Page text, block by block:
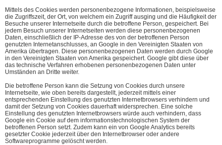
Mittels des Cookies werden personenbezogene Informationen, beispielsweise
die Zugriffszeit, der Ort, von welchem ein Zugriff ausging und die Häufigkeit der
Besuche unserer Internetseite durch die betroffene Person, gespeichert. Bei
jedem Besuch unserer Internetseiten werden diese personenbezogenen
Daten, einschließlich der IP-Adresse des von der betroffenen Person
genutzten Internetanschlusses, an Google in den Vereinigten Staaten von
Amerika übertragen. Diese personenbezogenen Daten werden durch Google
in den Vereinigten Staaten von Amerika gespeichert. Google gibt diese über
das technische Verfahren erhobenen personenbezogenen Daten unter
Umständen an Dritte weiter.
Die betroffene Person kann die Setzung von Cookies durch unsere
Internetseite, wie oben bereits dargestellt, jederzeit mittels einer
entsprechenden Einstellung des genutzten Internetbrowsers verhindern und
damit der Setzung von Cookies dauerhaft widersprechen. Eine solche
Einstellung des genutzten Internetbrowsers würde auch verhindern, dass
Google ein Cookie auf dem informationstechnologischen System der
betroffenen Person setzt. Zudem kann ein von Google Analytics bereits
gesetzter Cookie jederzeit über den Internetbrowser oder andere
Softwareprogramme gelöscht werden.